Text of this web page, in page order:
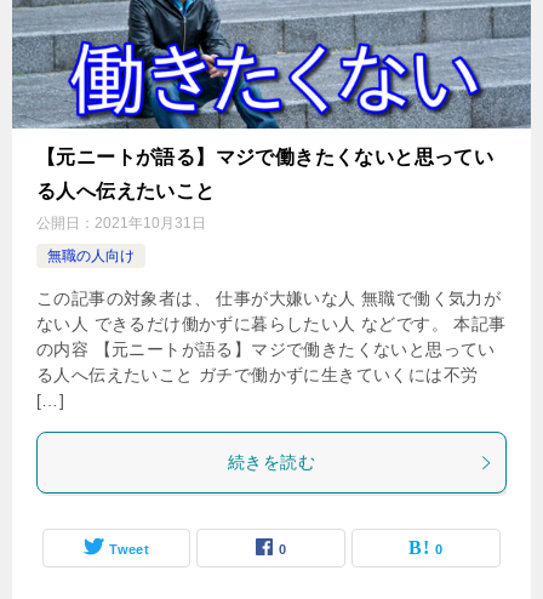
【元ニートが語る】マジで働きたくないと思ってい
る人へ伝えたいこと
公開日： 2021年10月31日
無職の人向け
この記事の対象者は、 仕事が大嫌いな人 無職で働く気力が
ない人 できるだけ働かずに暮らしたい人 などです。 本記事
の内容 【元ニートが語る】マジで働きたくないと思ってい
る人へ伝えたいこと ガチで働かずに生きていくには不労
[…]
続きを読む
Tweet 0 0